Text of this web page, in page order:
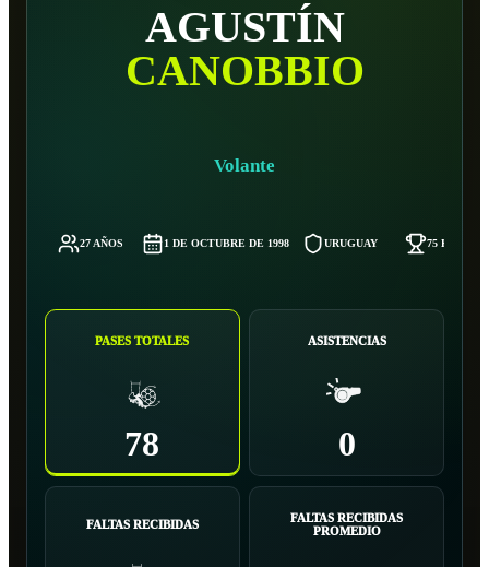
AGUSTÍN
CANOBBIO
Volante
27 AÑOS 1 DE OCTUBRE DE 1998 URUGUAY 75 KG
PASES TOTALES
78
ASISTENCIAS
0
FALTAS RECIBIDAS
FALTAS RECIBIDAS
PROMEDIO